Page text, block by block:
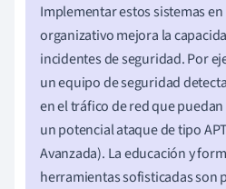
Implementar estos sistemas
organizativo mejora la
incidentes de seguridad. Por
un equipo de seguridad
en el tráfico de red que
un potencial ataque de tipo
Avanzada). La educación y
herramientas sofisticadas son